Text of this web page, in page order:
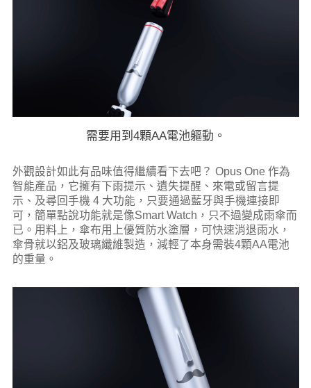
需要用到4顆AA電池軀動。
外觀設計如此有品味值得繼續看下去吧？ Opus One 作為
智能產品，它擁有下雨提示、遺失提醒、來電或留言提
示、及尋回手機 4 大功能，只要通過藍牙與手機連接即
可，簡單點說功能就是像Smart Watch，只不過變成雨傘而
已。用料上，傘布用上優質防水塗層，可快速消退雨水，
傘骨就以鋁及玻璃纖維製造，減輕了本身需裝4顆AA電池
的重量。